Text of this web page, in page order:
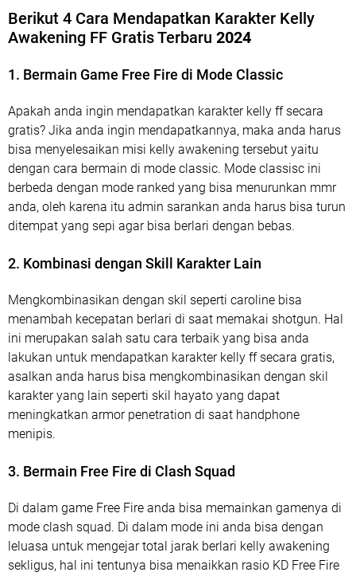
Berikut 4 Cara Mendapatkan Karakter Kelly
Awakening FF Gratis Terbaru 2024
1. Bermain Game Free Fire di Mode Classic
Apakah anda ingin mendapatkan karakter kelly ff secara
gratis? Jika anda ingin mendapatkannya, maka anda harus
bisa menyelesaikan misi kelly awakening tersebut yaitu
dengan cara bermain di mode classic. Mode classisc ini
berbeda dengan mode ranked yang bisa menurunkan mmr
anda, oleh karena itu admin sarankan anda harus bisa turun
ditempat yang sepi agar bisa berlari dengan bebas.
2. Kombinasi dengan Skill Karakter Lain
Mengkombinasikan dengan skil seperti caroline bisa
menambah kecepatan berlari di saat memakai shotgun. Hal
ini merupakan salah satu cara terbaik yang bisa anda
lakukan untuk mendapatkan karakter kelly ff secara gratis,
asalkan anda harus bisa mengkombinasikan dengan skil
karakter yang lain seperti skil hayato yang dapat
meningkatkan armor penetration di saat handphone
menipis.
3. Bermain Free Fire di Clash Squad
Di dalam game Free Fire anda bisa memainkan gamenya di
mode clash squad. Di dalam mode ini anda bisa dengan
leluasa untuk mengejar total jarak berlari kelly awakening
sekligus, hal ini tentunya bisa menaikkan rasio KD Free Fire